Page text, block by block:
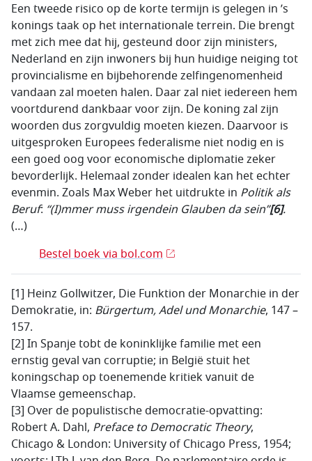
Een tweede risico op de korte termijn is gelegen in ’s
konings taak op het internationale terrein. Die brengt
met zich mee dat hij, gesteund door zijn ministers,
Nederland en zijn inwoners bij hun huidige neiging tot
provincialisme en bijbehorende zelfingenomenheid
vandaan zal moeten halen. Daar zal niet iedereen hem
voortdurend dankbaar voor zijn. De koning zal zijn
woorden dus zorgvuldig moeten kiezen. Daarvoor is
uitgesproken Europees federalisme niet nodig en is
een goed oog voor economische diplomatie zeker
bevorderlijk. Helemaal zonder idealen kan het echter
evenmin. Zoals Max Weber het uitdrukte in Politik als
Beruf: “(I)mmer muss irgendein Glauben da sein”[6].
(…)
Bestel boek via bol.com
[1] Heinz Gollwitzer, Die Funktion der Monarchie in der
Demokratie, in: Bürgertum, Adel und Monarchie, 147 –
157.
[2] In Spanje tobt de koninklijke familie met een
ernstig geval van corruptie; in België stuit het
koningschap op toenemende kritiek vanuit de
Vlaamse gemeenschap.
[3] Over de populistische democratie-opvatting:
Robert A. Dahl, Preface to Democratic Theory,
Chicago & London: University of Chicago Press, 1954;